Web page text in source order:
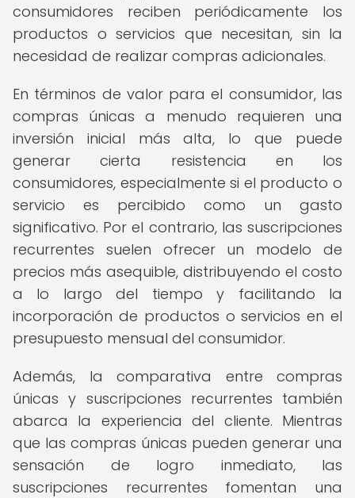
consumidores reciben periódicamente los
productos o servicios que necesitan, sin la
necesidad de realizar compras adicionales.
En términos de valor para el consumidor, las
compras únicas a menudo requieren una
inversión inicial más alta, lo que puede
generar cierta resistencia en los
consumidores, especialmente si el producto o
servicio es percibido como un gasto
significativo. Por el contrario, las suscripciones
recurrentes suelen ofrecer un modelo de
precios más asequible, distribuyendo el costo
a lo largo del tiempo y facilitando la
incorporación de productos o servicios en el
presupuesto mensual del consumidor.
Además, la comparativa entre compras
únicas y suscripciones recurrentes también
abarca la experiencia del cliente. Mientras
que las compras únicas pueden generar una
sensación de logro inmediato, las
suscripciones recurrentes fomentan una